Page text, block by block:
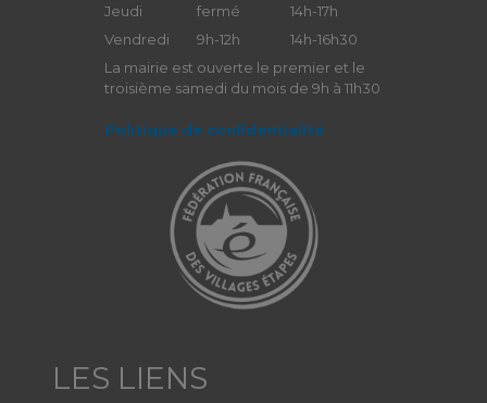
Jeudi
fermé
14h-17h
Vendredi
9h-12h
14h-16h30
La mairie est ouverte le premier et le
troisième samedi du mois de 9h à 11h30
Politique de confidentialité